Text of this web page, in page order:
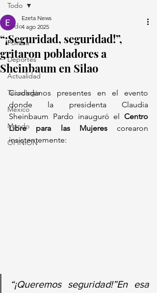
Todo
Política
Deportes
Actualidad
Tecnología
México
Mundo
OPINIÓN
Todo
“¡Seguridad, seguridad!”,
gritaron pobladores a
Sheinbaum en Silao
Ezeta News
4 ago 2025
Ciudadanos presentes en el evento
donde la presidenta Claudia
Sheinbaum Pardo inauguró el Centro
Libre para las Mujeres corearon
insistentemente:
“¡Queremos seguridad!”En esa